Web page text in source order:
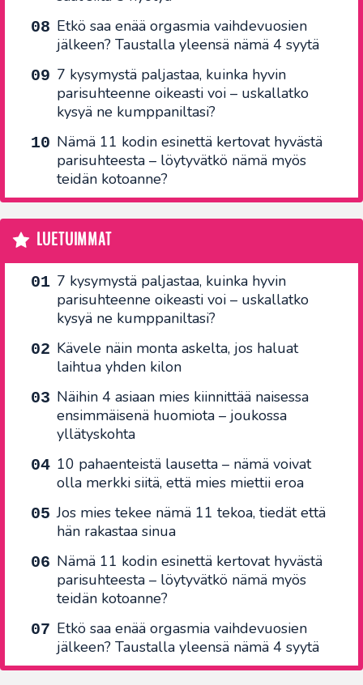
Etkö saa enää orgasmia vaihdevuosien
jälkeen? Taustalla yleensä nämä 4 syytä
7 kysymystä paljastaa, kuinka hyvin
parisuhteenne oikeasti voi – uskallatko
kysyä ne kumppaniltasi?
Nämä 11 kodin esinettä kertovat hyvästä
parisuhteesta – löytyvätkö nämä myös
teidän kotoanne?
LUETUIMMAT
7 kysymystä paljastaa, kuinka hyvin
parisuhteenne oikeasti voi – uskallatko
kysyä ne kumppaniltasi?
Kävele näin monta askelta, jos haluat
laihtua yhden kilon
Näihin 4 asiaan mies kiinnittää naisessa
ensimmäisenä huomiota – joukossa
yllätyskohta
10 pahaenteistä lausetta – nämä voivat
olla merkki siitä, että mies miettii eroa
Jos mies tekee nämä 11 tekoa, tiedät että
hän rakastaa sinua
Nämä 11 kodin esinettä kertovat hyvästä
parisuhteesta – löytyvätkö nämä myös
teidän kotoanne?
Etkö saa enää orgasmia vaihdevuosien
jälkeen? Taustalla yleensä nämä 4 syytä